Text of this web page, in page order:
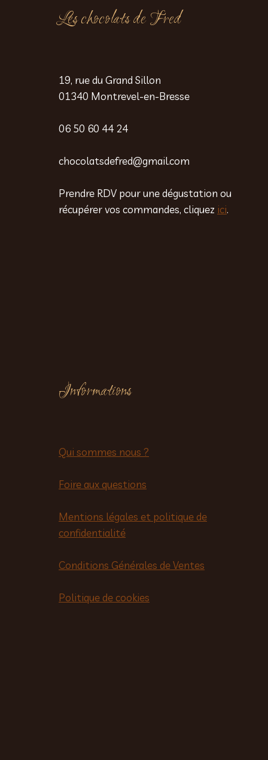
Les chocolats de Fred
19, rue du Grand Sillon
01340 Montrevel-en-Bresse
06 50 60 44 24
chocolatsdefred@gmail.com
Prendre RDV pour une dégustation ou
récupérer vos commandes, cliquez ici.
Informations
Qui sommes nous ?
Foire aux questions
Mentions légales et politique de
confidentialité
Conditions Générales de Ventes
Politique de cookies